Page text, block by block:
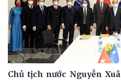
Chủ tịch nước Nguyễn